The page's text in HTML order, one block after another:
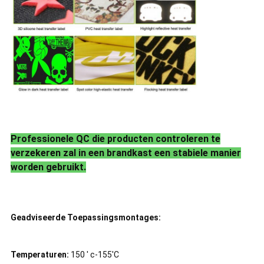
Professionele QC die producten controleren te
verzekeren zal in een brandkast een stabiele manier
worden gebruikt.
Geadviseerde Toepassingsmontages:
Temperaturen: 150 ' c-155'C